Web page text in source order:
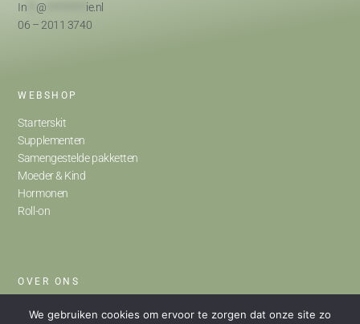
In @
ie.nl
06 – 2011 3740
WEBSHOP
Starterskit
Supplementen
Samengestelde pakketten
Moeder & Kind
Hormonen
Roll-on
OVER ONS
Home
We gebruiken cookies om ervoor te zorgen dat onze site zo